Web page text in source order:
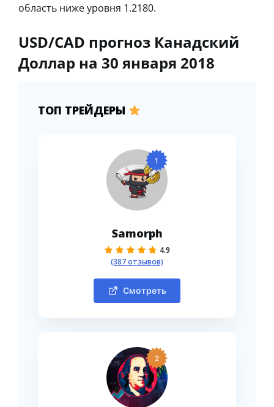
область ниже уровня 1.2180.
USD/CAD прогноз Канадский
Доллар на 30 января 2018
ТОП ТРЕЙДЕРЫ
1
Samorph
4.9
(387 отзывов)
Смотреть
2